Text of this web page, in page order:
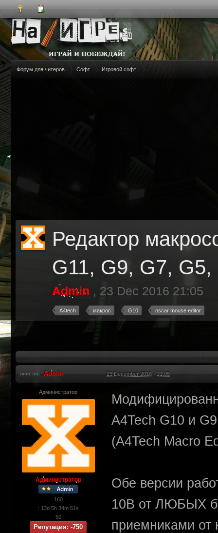
Форум для читеров Софт Игровой софт.
Редактор
G11, G9, G7, G5,
Admin , 23 Dec 2016 21:05
A4tech макрос G10 oscar mouse editor
Admin 23 December 2016 - 21:05
Администратор
Администратор
160
: 13d 5h 34m 51s
50
Репутация: -750
A4Tech G10 и
(A4Tech Macro
Обе версии
10B от ЛЮБЫХ
приемниками